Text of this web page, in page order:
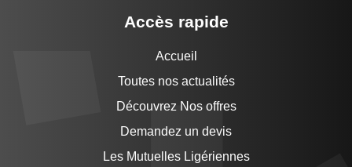
Accès rapide
Accueil
Toutes nos actualités
Découvrez Nos offres
Demandez un devis
Les Mutuelles Ligériennes